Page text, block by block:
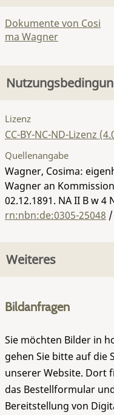
Dokumente von Cosi
ma Wagner
Lizenz
CC-BY-NC-ND-Lizenz
Quellenangabe
Wagner, Cosima:
Wagner an
02.12.1891. NA II B w 4
rn:nbn:de:0305-25048 /
Weiteres
Bildanfragen
Sie möchten Bilder in
gehen Sie bitte auf die
unserer Website. Dort
das Bestellformular
Bereitstellung von